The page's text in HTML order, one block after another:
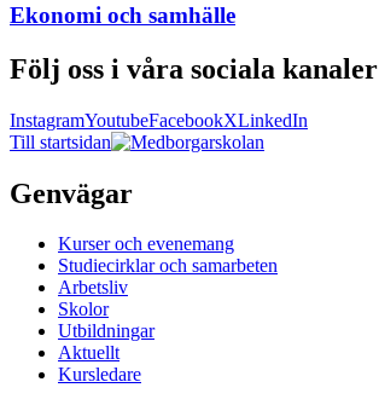
Ekonomi och samhälle
Följ oss i våra sociala kanaler
InstagramYoutubeFacebookXLinkedIn
Till startsidan
Genvägar
Kurser och evenemang
Studiecirklar och samarbeten
Arbetsliv
Skolor
Utbildningar
Aktuellt
Kursledare